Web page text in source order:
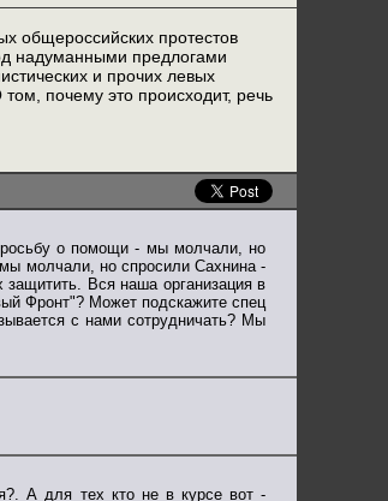
общероссийских протестов
надуманными предлогами
и прочих левых
почему это происходит, речь
о помощи - мы молчали, но
молчали, но спросили Сахнина -
Вся наша организация в
Фронт"? Может подскажите спец
с нами сотрудничать? Мы
А для тех кто не в курсе вот -